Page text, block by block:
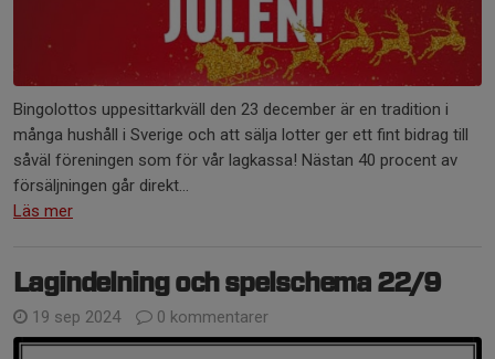
Bingolottos uppesittarkväll den 23 december är en tradition i
många hushåll i Sverige och att sälja lotter ger ett fint bidrag till
såväl föreningen som för vår lagkassa! Nästan 40 procent av
försäljningen går direkt...
Läs mer
Lagindelning och spelschema 22/9
19 sep 2024 0 kommentarer